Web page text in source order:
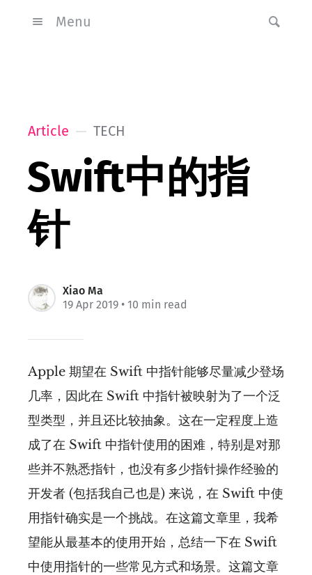
Menu
Article TECH
Swift中的指
针
Xiao Ma
19 Apr 2019 • 10 min read
Apple 期望在 Swift 中指针能够尽量减少登场
几率，因此在 Swift 中指针被映射为了一个泛
型类型，并且还比较抽象。这在一定程度上造
成了在 Swift 中指针使用的困难，特别是对那
些并不熟悉指针，也没有多少指针操作经验的
开发者 (包括我自己也是) 来说，在 Swift 中使
用指针确实是一个挑战。在这篇文章里，我希
望能从最基本的使用开始，总结一下在 Swift
中使用指针的一些常见方式和场景。这篇文章